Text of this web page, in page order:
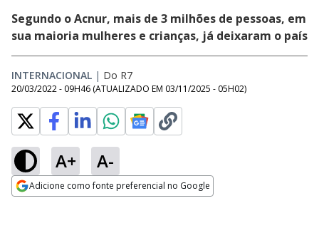
Segundo o Acnur, mais de 3 milhões de pessoas, em
sua maioria mulheres e crianças, já deixaram o país
INTERNACIONAL | Do R7
20/03/2022 - 09H46 (ATUALIZADO EM 03/11/2025 - 05H02)
A+ A-
Adicione como fonte preferencial no Google